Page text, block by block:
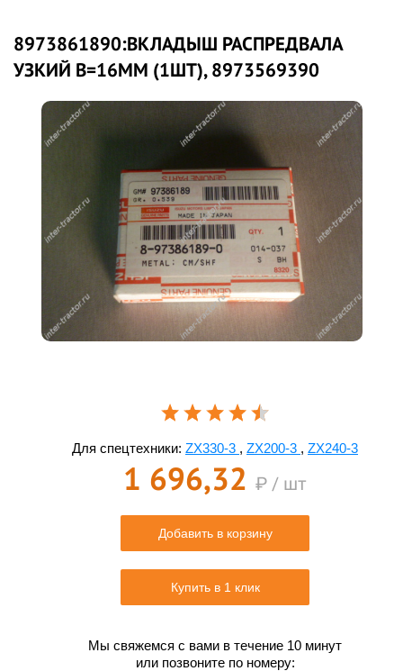
8973861890:ВКЛАДЫШ РАСПРЕДВАЛА
УЗКИЙ B=16ММ (1ШТ), 8973569390
Для спецтехники: ZX330-3 , ZX200-3 , ZX240-3
1 696,32 ₽ / шт
Добавить в корзину
Купить в 1 клик
Мы свяжемся с вами в течение 10 минут
или позвоните по номеру: